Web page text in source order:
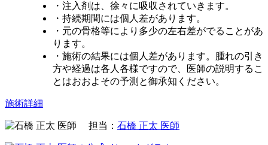
・注入剤は、徐々に吸収されていきます。
・持続期間には個人差があります。
・元の骨格等により多少の左右差がでることがあ
ります。
・施術の結果には個人差があります。腫れの引き
方や経過は各人各様ですので、医師の説明するこ
とはおおよその予測と御承知ください。
施術詳細
担当： 石橋 正太 医師